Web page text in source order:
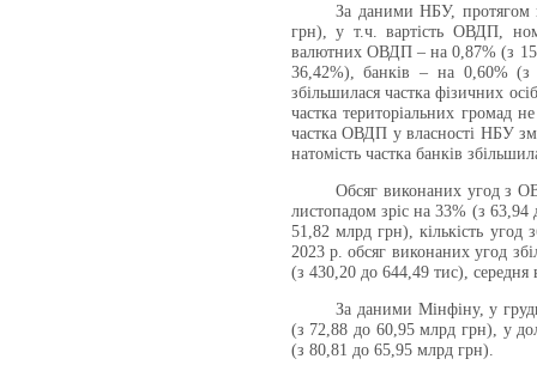
За даними НБУ, протягом
грн), у т.ч. вартість ОВДП,
валютних ОВДП – на 0,87% (з 1
36,42%), банків – на 0,60%
збільшилася частка фізичних
частка територіальних громад
частка ОВДП у власності НБУ
натомість частка банків
Обсяг виконаних угод з
листопадом зріс на 33% (з
51,82 млрд грн), кількість угод
2023 р. обсяг виконаних угод
(з 430,20 до 644,49 тис), середня
За даними Мінфіну, у
(з 72,88 до 60,95 млрд грн), у
(з 80,81 до 65,95 млрд грн).